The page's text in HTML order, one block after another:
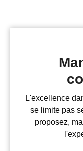
L'excellence
se limite pas
proposez,